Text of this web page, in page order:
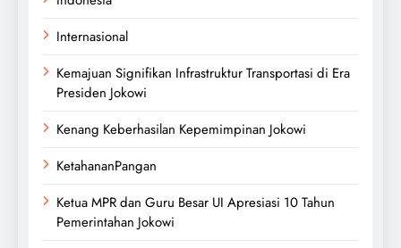
Internasional
Kemajuan Signifikan Infrastruktur Transportasi di Era
Presiden Jokowi
Kenang Keberhasilan Kepemimpinan Jokowi
KetahananPangan
Ketua MPR dan Guru Besar UI Apresiasi 10 Tahun
Pemerintahan Jokowi